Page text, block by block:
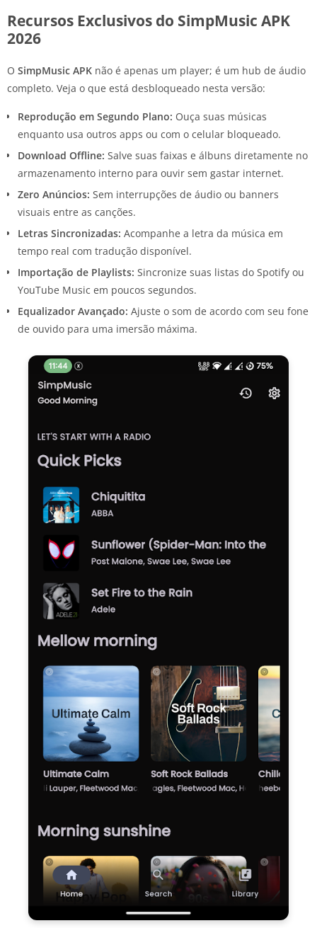
Recursos Exclusivos do SimpMusic APK
2026
O SimpMusic APK não é apenas um player; é um hub de áudio
completo. Veja o que está desbloqueado nesta versão:
Reprodução em Segundo Plano: Ouça suas músicas
enquanto usa outros apps ou com o celular bloqueado.
Download Offline: Salve suas faixas e álbuns diretamente no
armazenamento interno para ouvir sem gastar internet.
Zero Anúncios: Sem interrupções de áudio ou banners
visuais entre as canções.
Letras Sincronizadas: Acompanhe a letra da música em
tempo real com tradução disponível.
Importação de Playlists: Sincronize suas listas do Spotify ou
YouTube Music em poucos segundos.
Equalizador Avançado: Ajuste o som de acordo com seu fone
de ouvido para uma imersão máxima.